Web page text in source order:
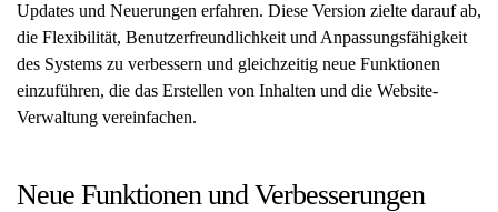
Updates und Neuerungen erfahren. Diese Version zielte darauf ab,
die Flexibilität, Benutzerfreundlichkeit und Anpassungsfähigkeit
des Systems zu verbessern und gleichzeitig neue Funktionen
einzuführen, die das Erstellen von Inhalten und die Website-
Verwaltung vereinfachen.
Neue Funktionen und Verbesserungen